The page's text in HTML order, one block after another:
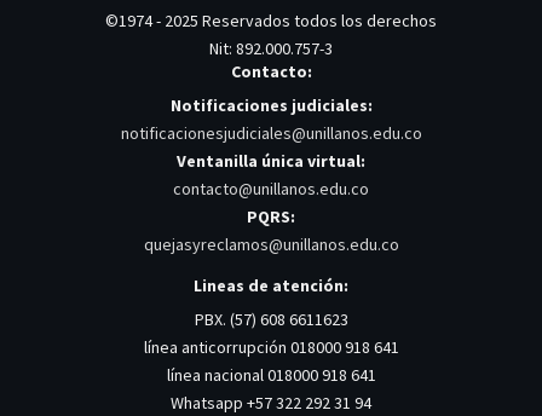
©1974 - 2025 Reservados todos los derechos
Nit: 892.000.757-3
Contacto:
Notificaciones judiciales:
notificacionesjudiciales@unillanos.edu.co
Ventanilla única virtual:
contacto@unillanos.edu.co
PQRS:
quejasyreclamos@unillanos.edu.co
Lineas de atención:
PBX. (57) 608 6611623
línea anticorrupción 018000 918 641
línea nacional 018000 918 641
Whatsapp +57 322 292 31 94